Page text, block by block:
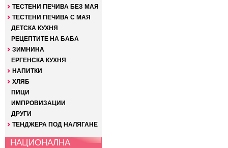
ТЕСТЕНИ ПЕЧИВА БЕЗ МАЯ
ТЕСТЕНИ ПЕЧИВА С МАЯ
ДЕТСКА КУХНЯ
РЕЦЕПТИТЕ НА БАБА
ЗИМНИНА
ЕРГЕНСКА КУХНЯ
НАПИТКИ
ХЛЯБ
ПИЦИ
ИМПРОВИЗАЦИИ
ДРУГИ
ТЕНДЖЕРА ПОД НАЛЯГАНЕ
НАЦИОНАЛНА